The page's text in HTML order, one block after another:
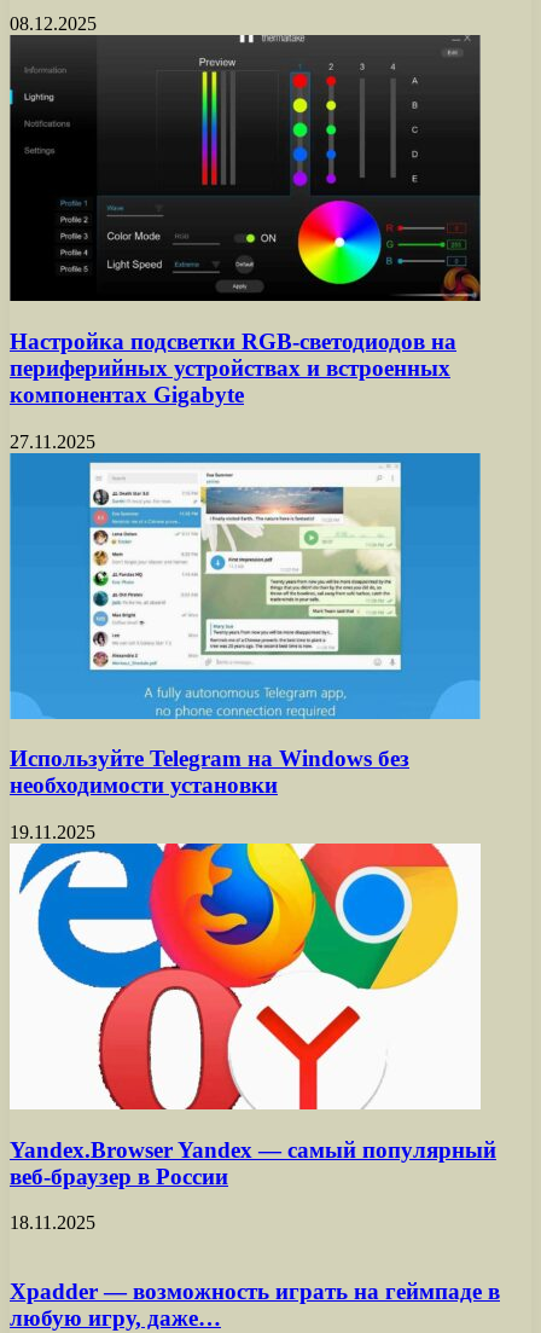
08.12.2025
Настройка подсветки RGB-светодиодов на
периферийных устройствах и встроенных
компонентах Gigabyte
27.11.2025
Используйте Telegram на Windows без
необходимости установки
19.11.2025
Yandex.Browser Yandex — самый популярный
веб-браузер в России
18.11.2025
Xpadder — возможность играть на геймпаде в
любую игру, даже…